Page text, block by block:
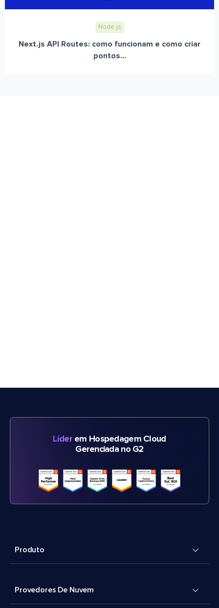
Node.js
Next.js API Routes: como funcionam e como criar
pontos...
Líderem Hospedagem Cloud
Gerenciada no G2
Produto
Provedores De Nuvem